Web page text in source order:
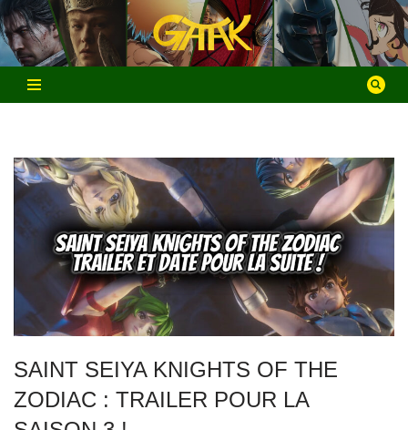
Aller
au
contenu
SAINT SEIYA KNIGHTS OF THE
ZODIAC : TRAILER POUR LA